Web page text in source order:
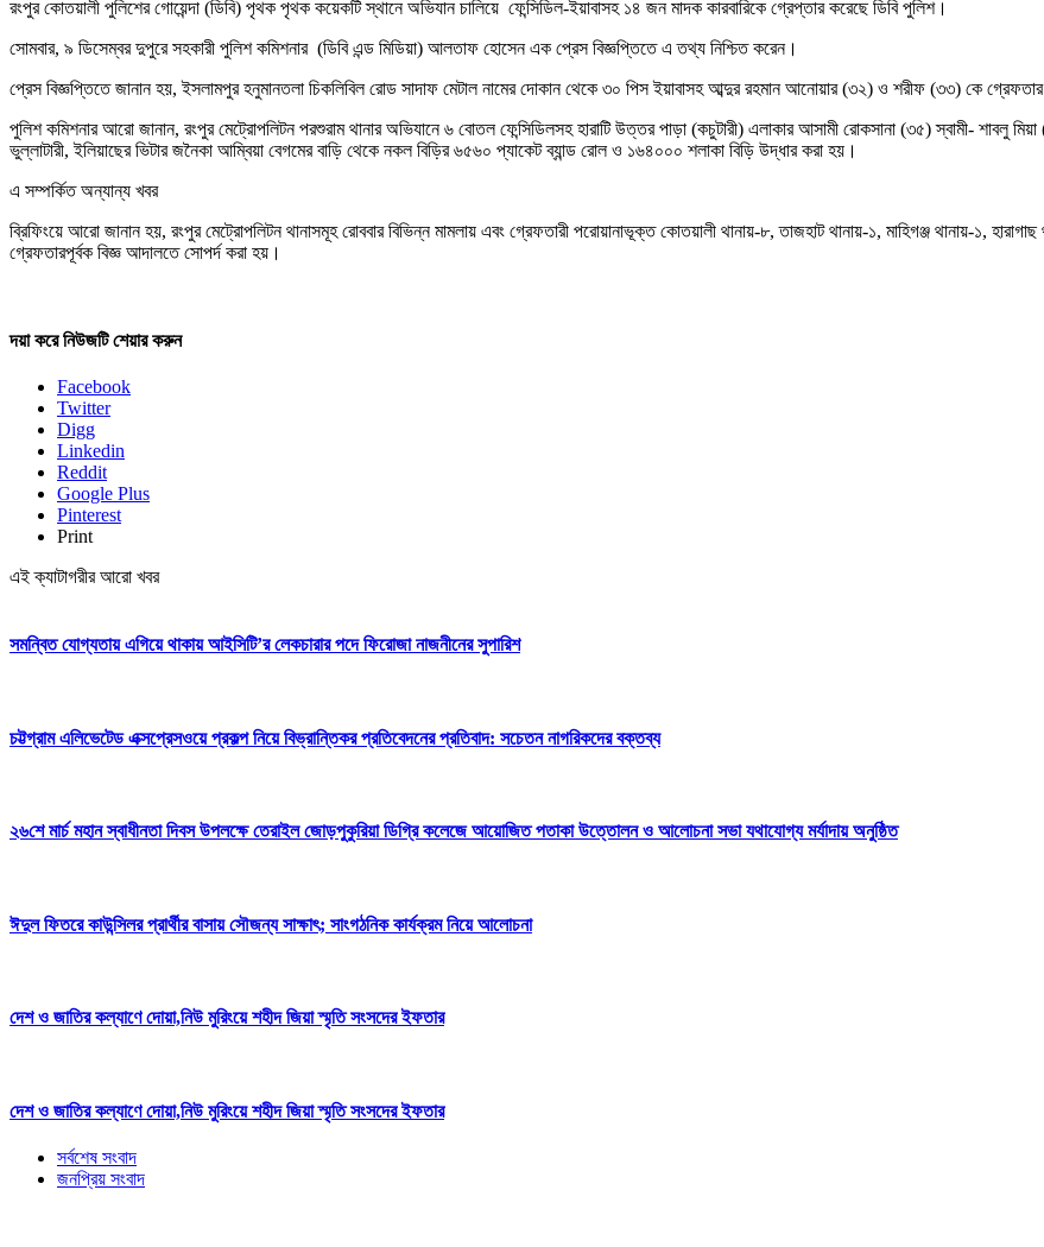
রংপুর কোতয়ালী পুলিশের গোয়েন্দা (ডিবি) পৃথক পৃথক কয়েকটি স্থানে অভিযান চালিয়ে ফেন্সিডিল-ইয়াবাসহ ১৪ জন মাদক কারবারিকে গ্রেপ্তার করেছে ডিবি পুলিশ।
সোমবার, ৯ ডিসেম্বর দুপুরে সহকারী পুলিশ কমিশনার (ডিবি এন্ড মিডিয়া) আলতাফ হোসেন এক প্রেস বিজ্ঞপ্তিতে এ তথ্য নিশ্চিত করেন।
প্রেস বিজ্ঞপ্তিতে জানান হয়, ইসলামপুর হনুমানতলা চিকলিবিল রোড সাদাফ মেটাল নামের দোকান থেকে ৩০ পিস ইয়াবাসহ আব্দুর রহমান আনোয়ার (৩২) ও শরীফ (৩৩) কে
পুলিশ কমিশনার আরো জানান, রংপুর মেট্রোপলিটন পরশুরাম থানার অভিযানে ৬ বোতল ফেন্সিডিলসহ হারাটি উত্তর পাড়া (কচুটারী) এলাকার আসামী রোকসানা (৩৫) স্বামী- শাবলু
ভুল্লাটারী, ইলিয়াছের ভিটার জনৈকা আম্বিয়া বেগমের বাড়ি থেকে নকল বিড়ির ৬৫৬০ প্যাকেট ব্যান্ড রোল ও ১৬৪০০০ শলাকা বিড়ি উদ্ধার করা হয়।
এ সম্পর্কিত অন্যান্য খবর
ব্রিফিংয়ে আরো জানান হয়, রংপুর মেট্রোপলিটন থানাসমূহ রোববার বিভিন্ন মামলায় এবং গ্রেফতারী পরোয়ানাভূক্ত কোতয়ালী থানায়-৮, তাজহাট থানায়-১, মাহিগঞ্জ থানায়-১,
গ্রেফতারপূর্বক বিজ্ঞ আদালতে সোপর্দ করা হয়।
দয়া করে নিউজটি শেয়ার করুন
Facebook
Twitter
Digg
Linkedin
Reddit
Google Plus
Pinterest
Print
এই ক্যাটাগরীর আরো খবর
সমন্বিত যোগ্যতায় এগিয়ে থাকায় আইসিটি’র লেকচারার পদে ফিরোজা নাজনীনের সুপারিশ
চট্টগ্রাম এলিভেটেড এক্সপ্রেসওয়ে প্রকল্প নিয়ে বিভ্রান্তিকর প্রতিবেদনের প্রতিবাদ: সচেতন নাগরিকদের বক্তব্য
২৬শে মার্চ মহান স্বাধীনতা দিবস উপলক্ষে তেরাইল জোড়পুকুরিয়া ডিগ্রি কলেজে আয়োজিত পতাকা উত্তোলন ও আলোচনা সভা যথাযোগ্য মর্যাদায় অনুষ্ঠিত
ঈদুল ফিতরে কাউন্সিলর প্রার্থীর বাসায় সৌজন্য সাক্ষাৎ; সাংগঠনিক কার্যক্রম নিয়ে আলোচনা
দেশ ও জাতির কল্যাণে দোয়া,নিউ মুরিংয়ে শহীদ জিয়া স্মৃতি সংসদের ইফতার
দেশ ও জাতির কল্যাণে দোয়া,নিউ মুরিংয়ে শহীদ জিয়া স্মৃতি সংসদের ইফতার
সর্বশেষ সংবাদ
জনপ্রিয় সংবাদ